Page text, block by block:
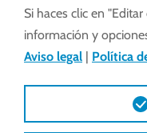
Aviso
Si haces clic en
información y
Aviso legal | Política